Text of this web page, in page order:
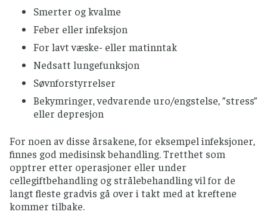
Smerter og kvalme
Feber eller infeksjon
For lavt væske- eller matinntak
Nedsatt lungefunksjon
Søvnforstyrrelser
Bekymringer, vedvarende uro/engstelse, ”stress”
eller depresjon
For noen av disse årsakene, for eksempel infeksjoner,
finnes god medisinsk behandling. Tretthet som
opptrer etter operasjoner eller under
cellegiftbehandling og strålebehandling vil for de
langt fleste gradvis gå over i takt med at kreftene
kommer tilbake.